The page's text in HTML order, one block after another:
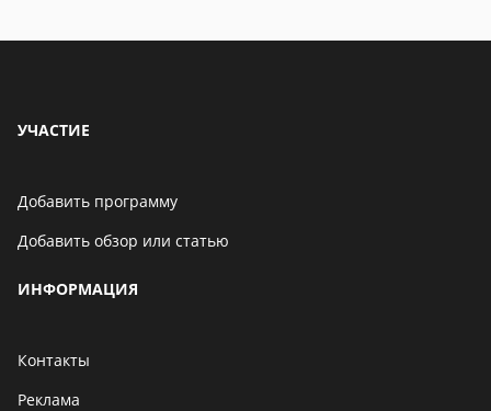
УЧАСТИЕ
Добавить программу
Добавить обзор или статью
ИНФОРМАЦИЯ
Контакты
Реклама